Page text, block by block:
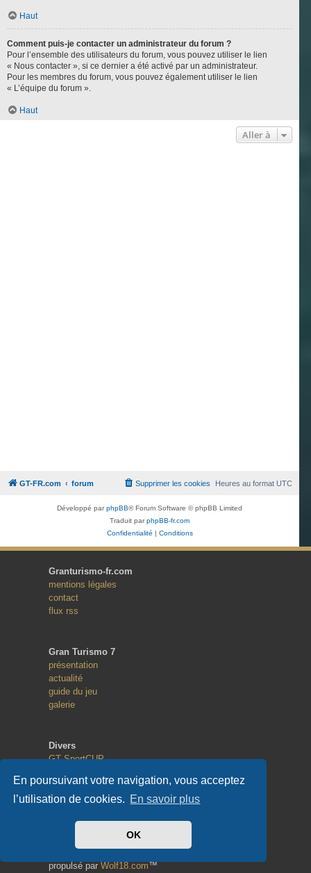
En poursuivant votre navigation, vous acceptez
l’utilisation de cookies. En savoir plus
OK
Haut
Comment puis-je contacter un administrateur du forum ?
Pour l’ensemble des utilisateurs du forum, vous pouvez utiliser le lien
« Nous contacter », si ce dernier a été activé par un administrateur.
Pour les membres du forum, vous pouvez également utiliser le lien
« L’équipe du forum ».
Haut
Aller à
GT-FR.com forum Heures au formatUTC
Supprimer les cookies
Développé parphpBB® Forum Software © phpBB Limited
Traduit parphpBB-fr.com
Confidentialité
Conditions
Granturismo-fr.com
mentions légales
contact
flux rss
Gran Turismo 7
présentation
actualité
guide du jeu
galerie
Divers
GT SportCUP
Random Race
Copyright
propulsé par Wolf18.com™